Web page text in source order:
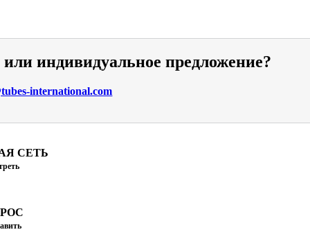
индивидуальное предложение?
international.com
СЕТЬ